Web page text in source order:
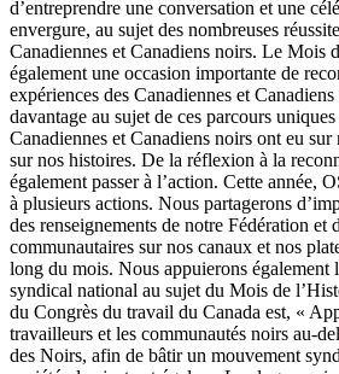
Canadiennes et Canadiens noirs. Le Mois
également une occasion importante de
expériences des Canadiennes et
davantage au sujet de ces parcours
Canadiennes et Canadiens noirs ont eu sur
sur nos histoires. De la réflexion à la
également passer à l’action. Cette année,
à plusieurs actions. Nous partagerons
des renseignements de notre Fédération et
communautaires sur nos canaux et nos
long du mois. Nous appuierons également
syndical national au sujet du Mois de
du Congrès du travail du Canada est, «
travailleurs et les communautés noirs au-
des Noirs, afin de bâtir un mouvement
société plus juste et égale. » Le slogan qui
sera : « Au-delà du Mois de l’Histoire des